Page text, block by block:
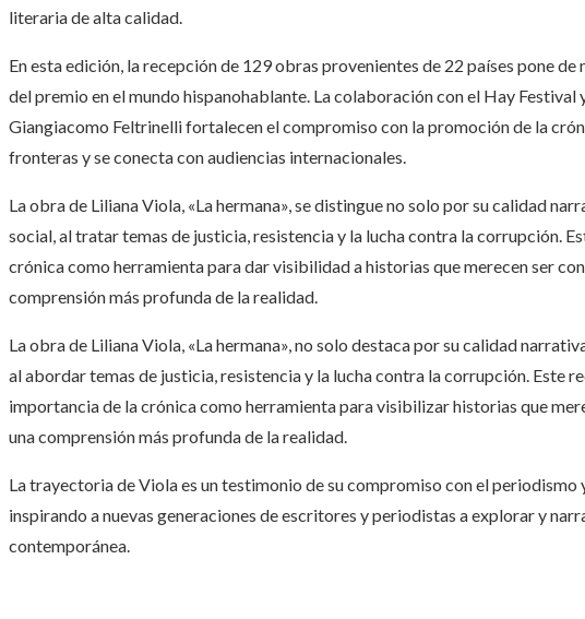
literaria de alta calidad.
En esta edición, la recepción de 129 obras provenientes de 22 países pone
del premio en el mundo hispanohablante. La colaboración con el Hay Festival
Giangiacomo Feltrinelli fortalecen el compromiso con la promoción de la
fronteras y se conecta con audiencias internacionales.
La obra de Liliana Viola, «La hermana», se distingue no solo por su calidad
social, al tratar temas de justicia, resistencia y la lucha contra la corrupción.
crónica como herramienta para dar visibilidad a historias que merecen ser
comprensión más profunda de la realidad.
La obra de Liliana Viola, «La hermana», no solo destaca por su calidad
al abordar temas de justicia, resistencia y la lucha contra la corrupción. Este
importancia de la crónica como herramienta para visibilizar historias que
una comprensión más profunda de la realidad.
La trayectoria de Viola es un testimonio de su compromiso con el
inspirando a nuevas generaciones de escritores y periodistas a explorar y
contemporánea.